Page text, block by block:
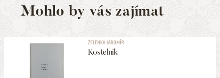
Mohlo by vás zajímat
ZELENKA JAROMÍR
Kostelník